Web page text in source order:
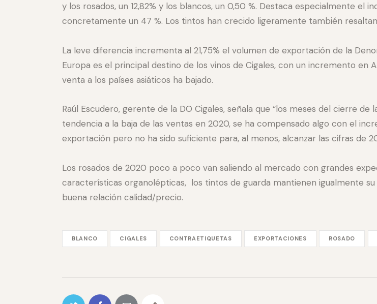
y los rosados, un 12,82% y los blancos, un 0,50 %. Destaca especialmente el
concretamente un 47 %. Los tintos han crecido ligeramente también
La leve diferencia incrementa al 21,75% el volumen de exportación de la
Europa es el principal destino de los vinos de Cigales, con un incremento en
venta a los países asiáticos ha bajado.
Raúl Escudero, gerente de la DO Cigales, señala que “los meses del cierre
tendencia a la baja de las ventas en 2020, se ha compensado algo con el
exportación pero no ha sido suficiente para, al menos, alcanzar las cifras de
Los rosados de 2020 poco a poco van saliendo al mercado con grandes
características organolépticas, los tintos de guarda mantienen igualmente
buena relación calidad/precio.
BLANCO CIGALES CONTRAETIQUETAS EXPORTACIONES ROSADO